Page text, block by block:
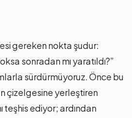
gereken nokta şudur:
sonradan mı yaratıldı?”
sürdürmüyoruz. Önce bu
çizelgesine yerleştiren
teşhis ediyor; ardından